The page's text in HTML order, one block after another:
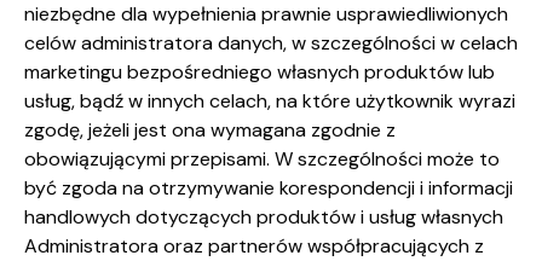
niezbędne dla wypełnienia prawnie usprawiedliwionych
celów administratora danych, w szczególności w celach
marketingu bezpośredniego własnych produktów lub
usług, bądź w innych celach, na które użytkownik wyrazi
zgodę, jeżeli jest ona wymagana zgodnie z
obowiązującymi przepisami. W szczególności może to
być zgoda na otrzymywanie korespondencji i informacji
handlowych dotyczących produktów i usług własnych
Administratora oraz partnerów współpracujących z